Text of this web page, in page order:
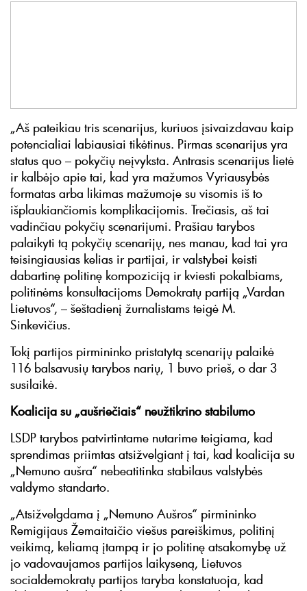
„Aš pateikiau tris scenarijus, kuriuos įsivaizdavau kaip
potencialiai labiausiai tikėtinus. Pirmas scenarijus yra
status quo – pokyčių neįvyksta. Antrasis scenarijus lietė
ir kalbėjo apie tai, kad yra mažumos Vyriausybės
formatas arba likimas mažumoje su visomis iš to
išplaukiančiomis komplikacijomis. Trečiasis, aš tai
vadinčiau pokyčių scenarijumi. Prašiau tarybos
palaikyti tą pokyčių scenarijų, nes manau, kad tai yra
teisingiausias kelias ir partijai, ir valstybei keisti
dabartinę politinę kompoziciją ir kviesti pokalbiams,
politinėms konsultacijoms Demokratų partiją „Vardan
Lietuvos“, – šeštadienį žurnalistams teigė M.
Sinkevičius.
Tokį partijos pirmininko pristatytą scenarijų palaikė
116 balsavusių tarybos narių, 1 buvo prieš, o dar 3
susilaikė.
Koalicija su „aušriečiais“ neužtikrino stabilumo
LSDP tarybos patvirtintame nutarime teigiama, kad
sprendimas priimtas atsižvelgiant į tai, kad koalicija su
„Nemuno aušra“ nebeatitinka stabilaus valstybės
valdymo standarto.
„Atsižvelgdama į „Nemuno Aušros“ pirmininko
Remigijaus Žemaitaičio viešus pareiškimus, politinį
veikimą, keliamą įtampą ir jo politinę atsakomybę už
jo vadovaujamos partijos laikyseną, Lietuvos
socialdemokratų partijos taryba konstatuoja, kad